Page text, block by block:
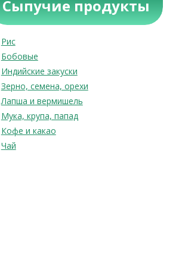
Сыпучие продукты
Рис
Бобовые
Индийские закуски
Зерно, семена, орехи
Лапша и вермишель
Мука, крупа, папад
Кофе и какао
Чай